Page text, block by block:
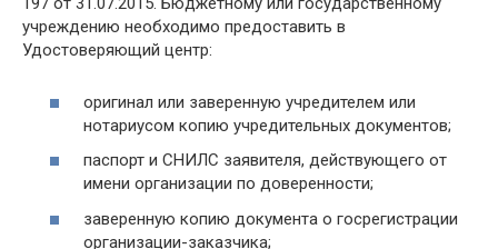
учреждению необходимо предоставить в
Удостоверяющий центр:
оригинал или заверенную учредителем или
нотариусом копию учредительных документов;
паспорт и СНИЛС заявителя, действующего от
имени организации по доверенности;
заверенную копию документа о госрегистрации
организации-заказчика;